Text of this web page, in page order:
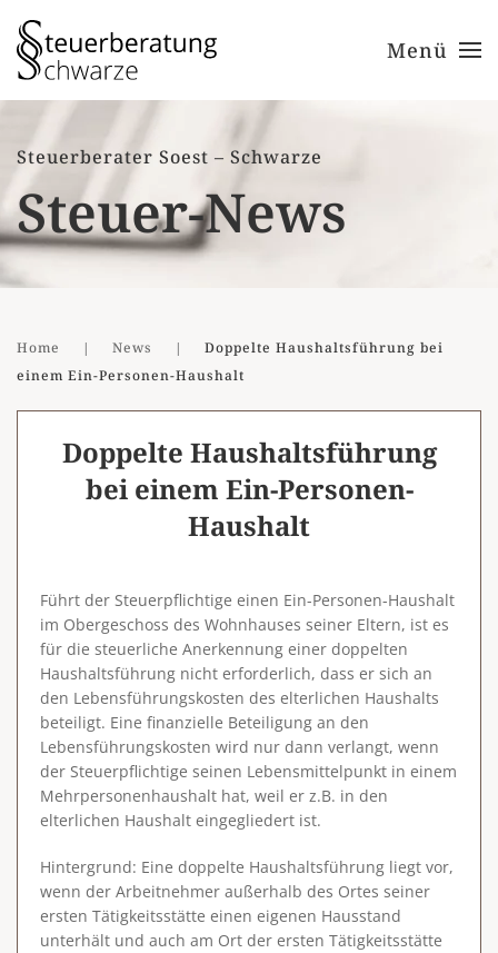
Zum Hauptinhalt springen Menü
Steuerberater Soest – Schwarze
Steuer-News
Home News
Doppelte Haushaltsführung bei
einem Ein-Personen-Haushalt
Doppelte Haushaltsführung
bei einem Ein-Personen-
Haushalt
Führt der Steuerpflichtige einen Ein-Personen-Haushalt
im Obergeschoss des Wohnhauses seiner Eltern, ist es
für die steuerliche Anerkennung einer doppelten
Haushaltsführung nicht erforderlich, dass er sich an
den Lebensführungskosten des elterlichen Haushalts
beteiligt. Eine finanzielle Beteiligung an den
Lebensführungskosten wird nur dann verlangt, wenn
der Steuerpflichtige seinen Lebensmittelpunkt in einem
Mehrpersonenhaushalt hat, weil er z.B. in den
elterlichen Haushalt eingegliedert ist.
Hintergrund: Eine doppelte Haushaltsführung liegt vor,
wenn der Arbeitnehmer außerhalb des Ortes seiner
ersten Tätigkeitsstätte einen eigenen Hausstand
unterhält und auch am Ort der ersten Tätigkeitsstätte